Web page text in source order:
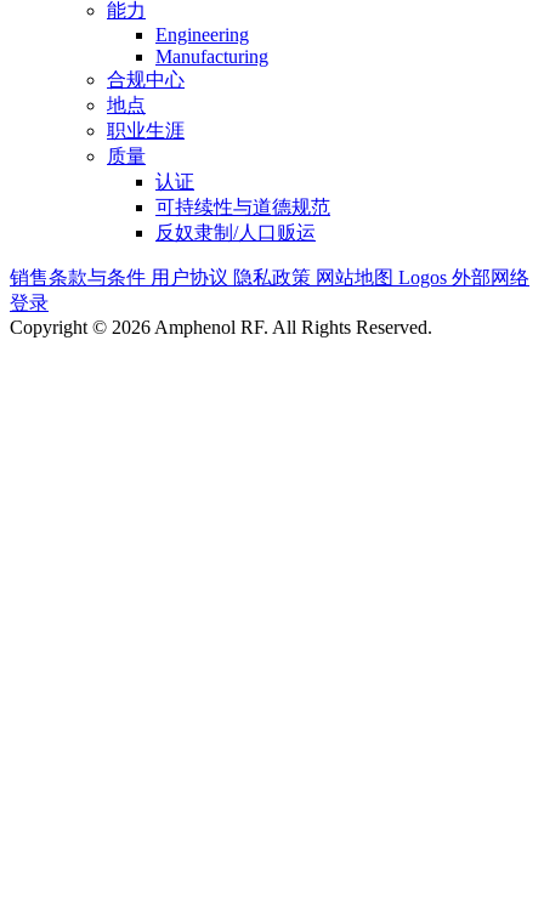
能力
Engineering
Manufacturing
合规中心
地点
职业生涯
质量
认证
可持续性与道德规范
反奴隶制/人口贩运
销售条款与条件 用户协议 隐私政策 网站地图 Logos 外部网络
登录
Copyright © 2026 Amphenol RF. All Rights Reserved.